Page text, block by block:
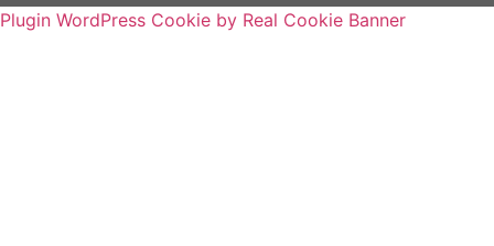
Plugin WordPress Cookie by Real Cookie Banner